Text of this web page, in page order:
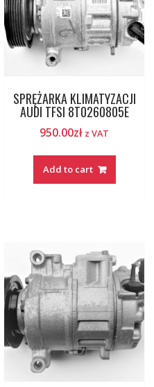
SPRĘŻARKA KLIMATYZACJI
AUDI TFSI 8T0260805E
950.00zł z VAT
Add to cart